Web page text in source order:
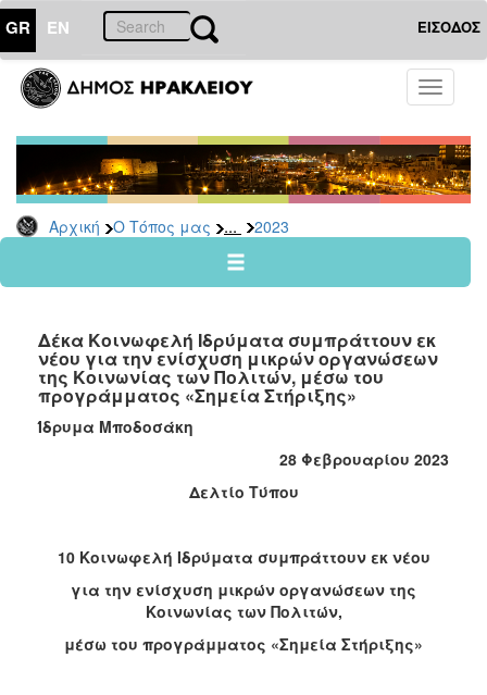
GR EN ΕΙΣΟΔΟΣ
Toggle
Αρχική Ο Τόπος μας ... 2023
ΤΟΠΟΣ
ΜΑΣ
Ανακοινώσεις
Αρχείο
2026
2024
2022
2021
2020
2016
2011
Δέκα Κοινωφελή Ιδρύματα συμπράττουν εκ
νέου για την ενίσχυση μικρών οργανώσεων
της Κοινωνίας των Πολιτών, μέσω του
προγράμματος «Σημεία Στήριξης»
Ίδρυμα Μποδοσάκη
28 Φεβρουαρίου 2023
Δελτίο Τύπου
10 Κοινωφελή Ιδρύματα συμπράττουν εκ νέου
για την ενίσχυση μικρών οργανώσεων της
Κοινωνίας των Πολιτών,
μέσω του προγράμματος «Σημεία Στήριξης»